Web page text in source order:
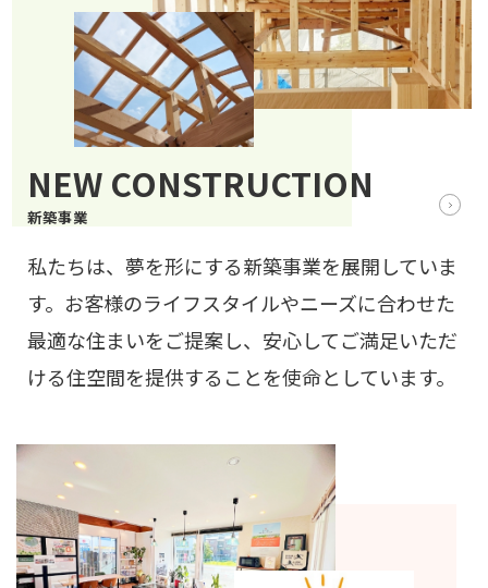
NEW CONSTRUCTION
新築事業
私たちは、夢を形にする新築事業を展開していま
す。お客様のライフスタイルやニーズに合わせた
最適な住まいをご提案し、安心してご満足いただ
ける住空間を提供することを使命としています。